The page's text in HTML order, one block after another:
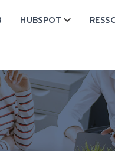
HUBSPOT SHOW